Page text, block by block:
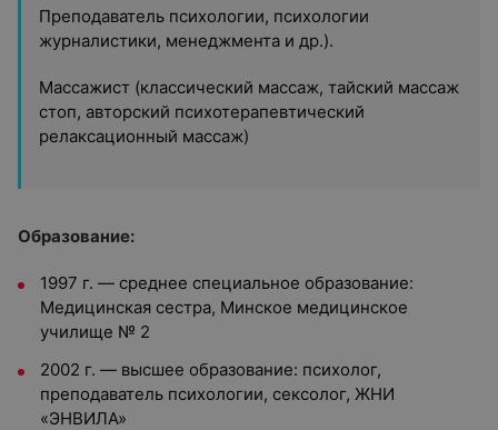
Преподаватель психологии, психологии
журналистики, менеджмента и др.).
Массажист (классический массаж, тайский массаж
стоп, авторский психотерапевтический
релаксационный массаж)
Образование:
1997 г. — среднее специальное образование:
Медицинская сестра, Минское медицинское
училище № 2
2002 г. — высшее образование: психолог,
преподаватель психологии, сексолог, ЖНИ
«ЭНВИЛА»